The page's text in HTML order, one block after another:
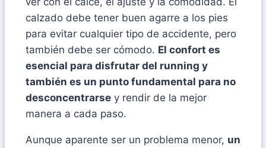
calzado debe tener buen agarre a los pies
para evitar cualquier tipo de accidente, pero
también debe ser cómodo. El confort es
esencial para disfrutar del running y
también es un punto fundamental para no
desconcentrarse y rendir de la mejor
manera a cada paso.
Aunque aparente ser un problema menor, un